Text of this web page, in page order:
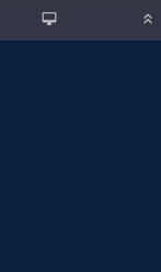
 